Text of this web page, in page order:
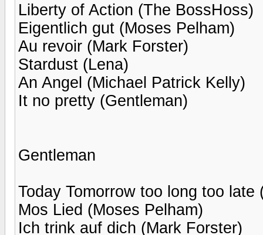
Liberty of Action (The BossHoss)
Eigentlich gut (Moses Pelham)
Au revoir (Mark Forster)
Stardust (Lena)
An Angel (Michael Patrick Kelly)
It no pretty (Gentleman)
Gentleman
Today Tomorrow too long too late
Mos Lied (Moses Pelham)
Ich trink auf dich (Mark Forster)